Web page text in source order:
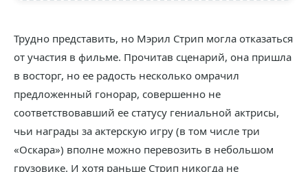
Трудно представить, но Мэрил Стрип могла отказаться
от участия в фильме. Прочитав сценарий, она пришла
в восторг, но ее радость несколько омрачил
предложенный гонорар, совершенно не
соответствовавший ее статусу гениальной актрисы,
чьи награды за актерскую игру (в том числе три
«Оскара») вполне можно перевозить в небольшом
грузовике. И хотя раньше Стрип никогда не